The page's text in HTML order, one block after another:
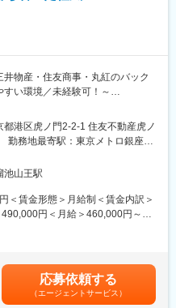
関する社員対応窓口
ますが、専門的な知見が必要
たします。
複合機との紐づけ
定・運用、AV機器の管理・運用
遣社員1名の計5名体制となりま
応じて先輩社員が丁寧にサポー
物産・住友商事・丸紅のバック
い環境／未経験可！～
）をお任せします。
整備・事前整備・往査・報告書
ます。
港区虎ノ門2-2-1 住友不動産虎ノ
面禁煙変更の範囲：会社の定め
池山王駅
＜賃金形態＞月給制＜賃金内訳＞
円＜月給＞460,000円～
）賃金はあくまでも目安の金額
能性があります。賃金はあくま
じて上下する可能性がありま
応募依頼する
（エージェントサービス）